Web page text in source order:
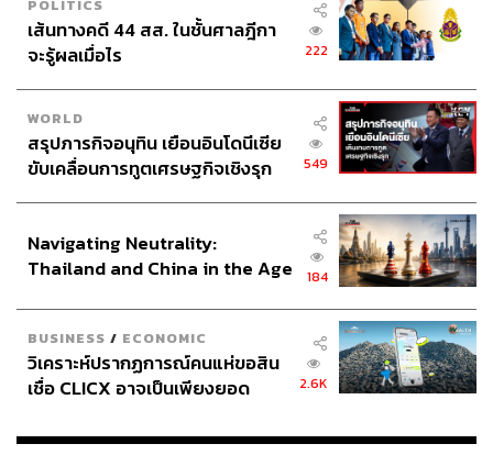
POLITICS
เส้นทางคดี 44 สส. ในชั้นศาลฎีกา
จะรู้ผลเมื่อไร
222
WORLD
สรุปภารกิจอนุทิน เยือนอินโดนีเซีย
ขับเคลื่อนการทูตเศรษฐกิจเชิงรุก
549
Navigating Neutrality:
Thailand and China in the Age
184
BUSINESS / ECONOMIC
วิเคราะห์ปรากฏการณ์คนแห่ขอสิน
เชื่อ CLICX อาจเป็นเพียงยอด
เรือนไทยที่ถูกซุกไว้
2.6K